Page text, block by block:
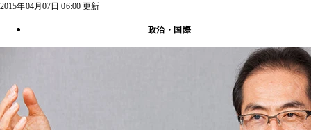
2015年04月07日 06:00 更新
政治・国際